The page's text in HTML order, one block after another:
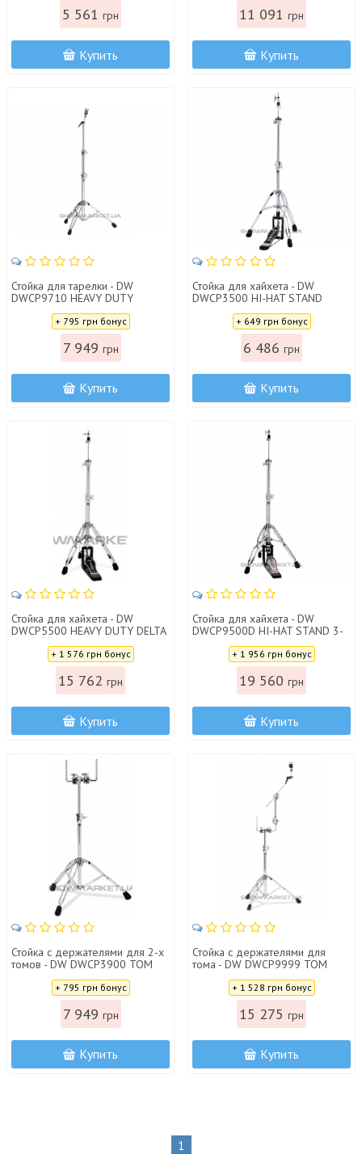
5 561 грн
Купить
11 091 грн
Купить
Стойка для тарелки - DW
DWCP9710 HEAVY DUTY
STRAIGHT CYMBAL STAND
+ 795 грн бонус
7 949 грн
Купить
Стойка для хайхета - DW
DWCP3500 HI-HAT STAND
+ 649 грн бонус
6 486 грн
Купить
Стойка для хайхета - DW
DWCP5500 HEAVY DUTY DELTA
II HI-HAT STAND 5500D
+ 1 576 грн бонус
15 762 грн
Купить
Стойка для хайхета - DW
DWCP9500D HI-HAT STAND 3-
LEG 9500D
+ 1 956 грн бонус
19 560 грн
Купить
Стойка с держателями для 2-х
томов - DW DWCP3900 TOM
STAND 3900
+ 795 грн бонус
7 949 грн
Купить
Стойка с держателями для
тома - DW DWCP9999 TOM
STAND 9999
+ 1 528 грн бонус
15 275 грн
Купить
1